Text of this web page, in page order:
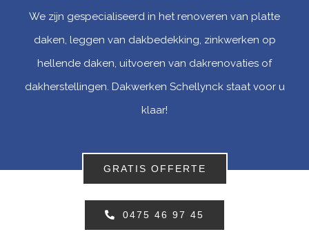
We zijn gespecialiseerd in het renoveren van platte
daken, leggen van dakbedekking, zinkwerken op
hellende daken, uitvoeren van dakrenovaties of
dakherstellingen. Dakwerken Schellynck staat voor u
klaar!
GRATIS OFFERTE
0475 46 97 45